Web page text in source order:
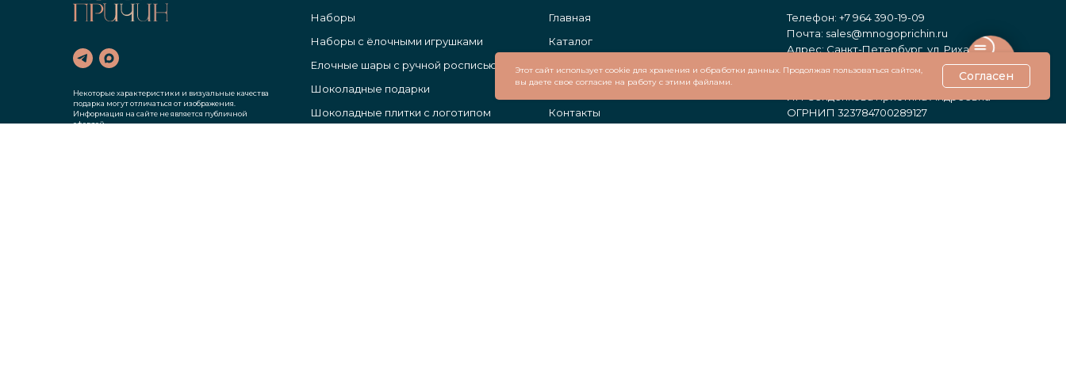
Некоторые характеристики и визуальные качества
подарка могут отличаться от изображения.
Информация на сайте не является публичной
офертой.
Наборы
Наборы с ёлочными игрушками
Елочные шары с ручной росписью
Шоколадные подарки
Шоколадные плитки с логотипом
Главная
Каталог
Поставщикам
Контакты
Телефон: +7 964 390-19-09
Почта: sales@mnogoprichin.ru
Адрес: Санкт-Петербург, ул. Рихарда
Зорге, 4, корп. 1
ИП Сенденкова Кристина Андреевна
ОГРНИП 323784700289127
Этот сайт использует cookie для хранения и обработки данных. Продолжая пользоваться сайтом,
вы даете свое согласие на работу с этими файлами.
Согласен